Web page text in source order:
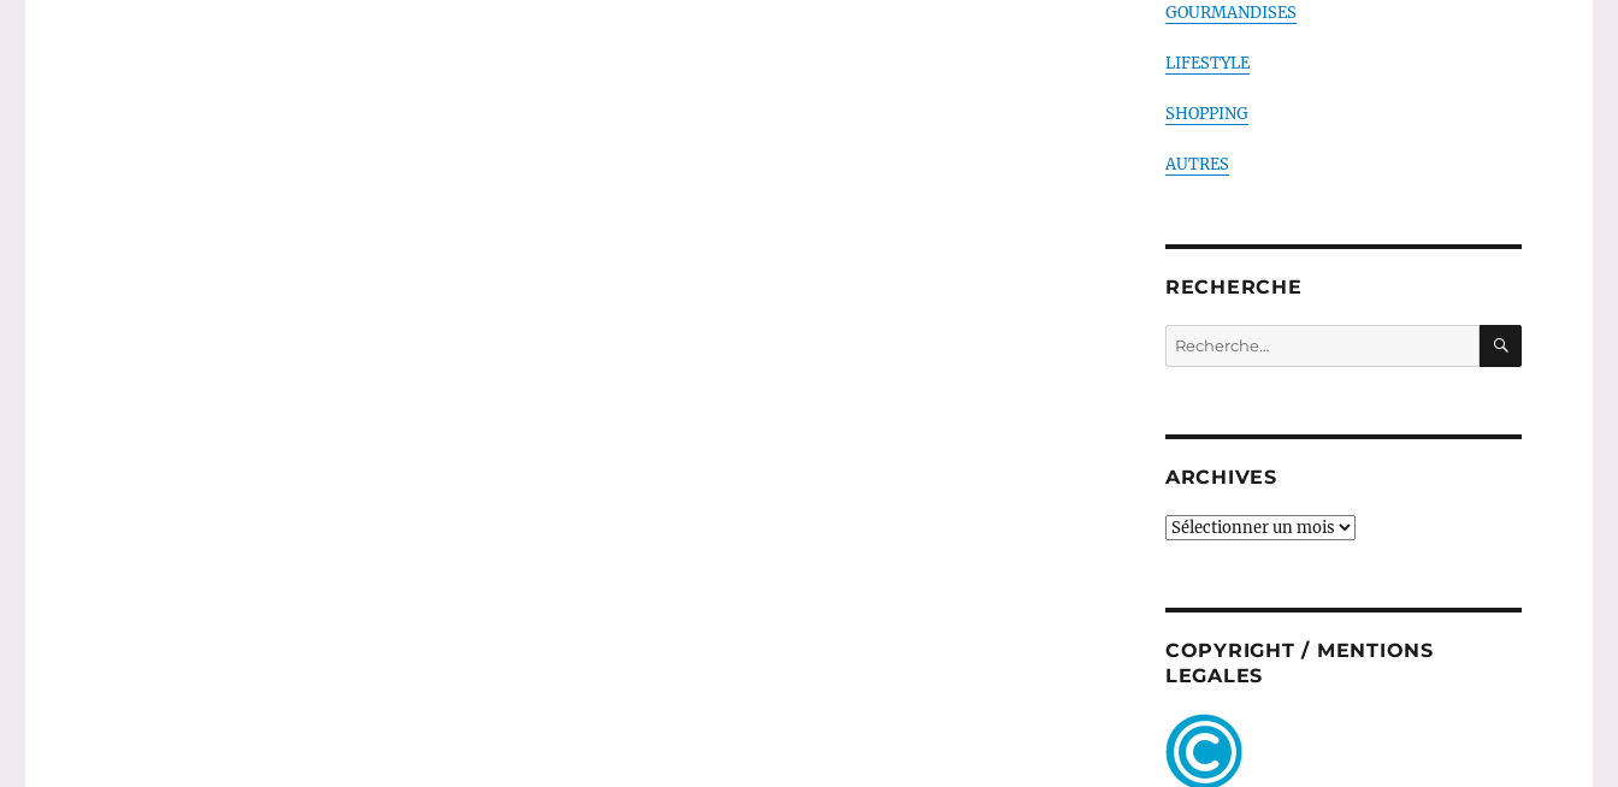
GOURMANDISES
LIFESTYLE
SHOPPING
AUTRES
RECHERCHE
Recherche
pour :
ARCHIVES
ARCHIVES
COPYRIGHT / MENTIONS
LEGALES